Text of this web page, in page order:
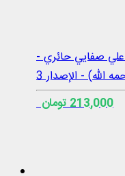
علي صفايي حائري -
الله) - الإصدار 3
213,000 تومان